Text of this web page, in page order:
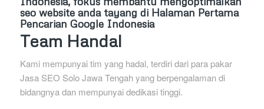
seo website anda tayang di Halaman Pertama
Pencarian Google Indonesia
Team Handal
Kami mempunyai tim yang hadal, terdiri dari para pakar
Jasa SEO Solo Jawa Tengah yang berpengalaman di
bidangnya dan mempunyai dedikasi tinggi.